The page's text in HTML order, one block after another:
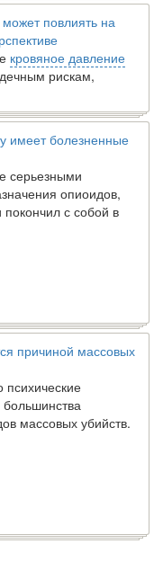
повлиять на
кровяное давление
рискам,
имеет болезненные
серьезными
опиоидов,
покончил с собой в
причиной массовых
психические
массовых убийств.